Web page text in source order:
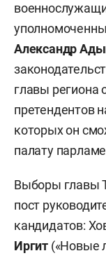
Александр
главы региона
претендентов
которых он
палату
Выборы главы
пост
кандидатов:
Иргит («Новые